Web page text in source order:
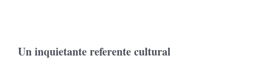
Un inquietante referente cultural